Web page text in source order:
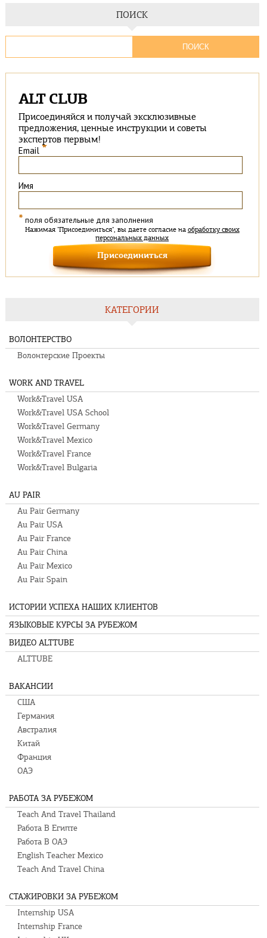
ПОИСК
ALT CLUB
Присоединяйся и получай эксклюзивные
предложения, ценные инструкции и советы
экспертов первым!
Email *
Имя
* поля обязательные для заполнения
Нажимая "Присоединиться", вы даете согласие на обработку своих
персональных данных
КАТЕГОРИИ
ВОЛОНТЕРСТВО
Волонтерские Проекты
WORK AND TRAVEL
Work&Travel USA
Work&Travel USA School
Work&Travel Germany
Work&Travel Mexico
Work&Travel France
Work&Travel Bulgaria
AU PAIR
Au Pair Germany
Au Pair USA
Au Pair France
Au Pair China
Au Pair Mexico
Au Pair Spain
ИСТОРИИ УСПЕХА НАШИХ КЛИЕНТОВ
ЯЗЫКОВЫЕ КУРСЫ ЗА РУБЕЖОМ
ВИДЕО ALTTUBE
ALTTUBE
ВАКАНСИИ
США
Германия
Австралия
Китай
Франция
ОАЭ
РАБОТА ЗА РУБЕЖОМ
Teach And Travel Thailand
Работа В Египте
Работа В ОАЭ
English Teacher Mexico
Teach And Travel China
СТАЖИРОВКИ ЗА РУБЕЖОМ
Internship USA
Internship France